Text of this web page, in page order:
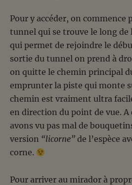
Pour y accéder, on commence
tunnel qui se trouve le long
qui permet de rejoindre le
sortie du tunnel on prend à
on quitte le chemin principal
emprunter la piste qui monte
chemin est vraiment ultra
en direction du point de vue.
avons vu pas mal de
version “licorne” de l’espèce
corne.
Pour arriver au mirador à